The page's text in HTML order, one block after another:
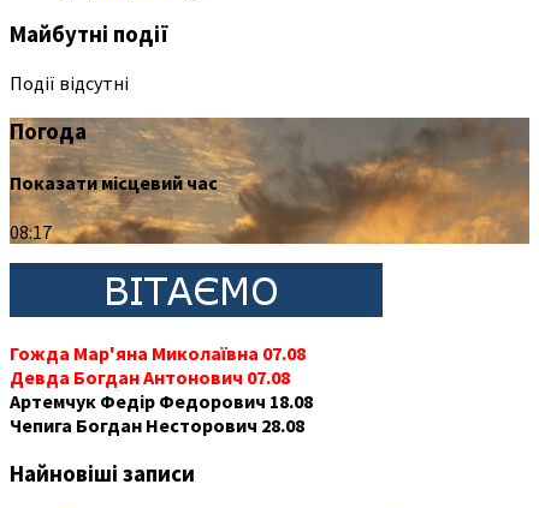
Майбутні події
Події відсутні
Погода
Показати місцевий час
08:17
Гожда Мар'яна Миколаївна 07.08
Девда Богдан Антонович 07.08
Артемчук Федір Федорович 18.08
Чепига Богдан Несторович 28.08
Найновіші записи